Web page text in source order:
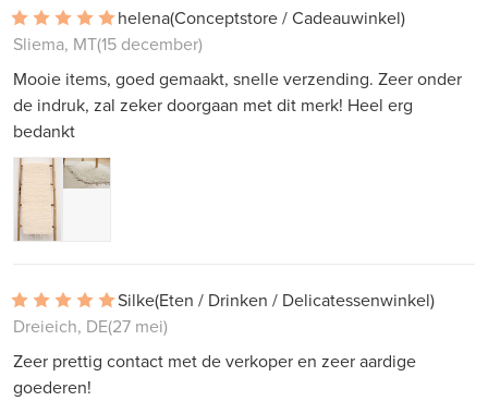
helena(Conceptstore / Cadeauwinkel)
Sliema, MT(15 december)
Mooie items, goed gemaakt, snelle verzending. Zeer onder
de indruk, zal zeker doorgaan met dit merk! Heel erg
bedankt
Silke(Eten / Drinken / Delicatessenwinkel)
Dreieich, DE(27 mei)
Zeer prettig contact met de verkoper en zeer aardige
goederen!